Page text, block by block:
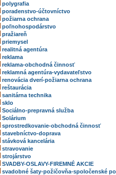
polygrafia
poradenstvo-účtovníctvo
požiarna ochrana
poľnohospodárstvo
pražiareň
priemysel
realitná agentúra
reklama
reklama-obchodná činnosť
reklamná agentúra-vydavateľstvo
renovácia dverí-požiarna ochrana
reštaurácia
sanitárna technika
sklo
Sociálno-prepravná služba
Solárium
sprostredkovanie-obchodná činnosť
stavebníctvo-doprava
stávková kancelária
stravovanie
strojárstvo
SVADBY-OSLAVY-FIREMNÉ AKCIE
svadobné šaty-požičovňa-spoločenské